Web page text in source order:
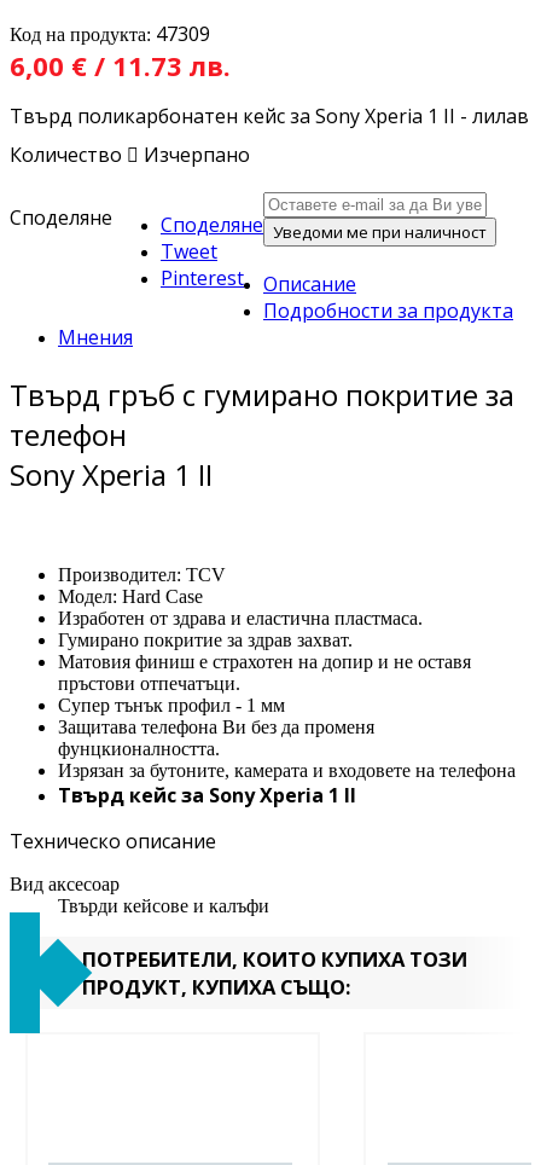
Код на продукта: 47309
6,00 € / 11.73 лв.
Твърд поликарбонатен кейс за Sony Xperia 1 II - лилав
Количество  Изчерпано
Споделяне
Споделяне
Tweet
Pinterest
Уведоми ме при наличност
Описание
Подробности за продукта
Мнения
Твърд гръб с гумирано покритие за
телефон
Sony Xperia 1 II
Производител: TCV
Модел: Hard Case
Изработен от здрава и еластична пластмаса.
Гумирано покритие за здрав захват.
Матовия финиш е страхотен на допир и не оставя
пръстови отпечатъци.
Супер тънък профил - 1 мм
Защитава телефона Ви без да променя
фунцкионалността.
Изрязан за бутоните, камерата и входовете на телефона
Твърд кейс за Sony Xperia 1 II
Техническо описание
Вид аксесоар
Твърди кейсове и калъфи
ПОТРЕБИТЕЛИ, КОИТО КУПИХА ТОЗИ
ПРОДУКТ, КУПИХА СЪЩО: